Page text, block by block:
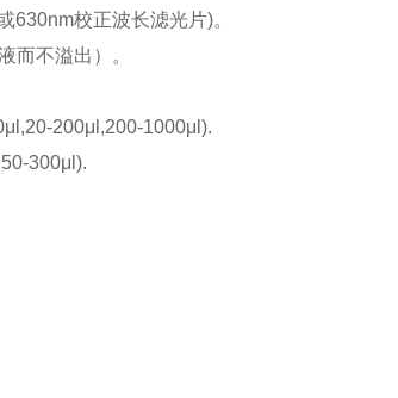
630nm校正波长滤光片)。
而不溢出）。
200μl,200-1000μl).
300μl).